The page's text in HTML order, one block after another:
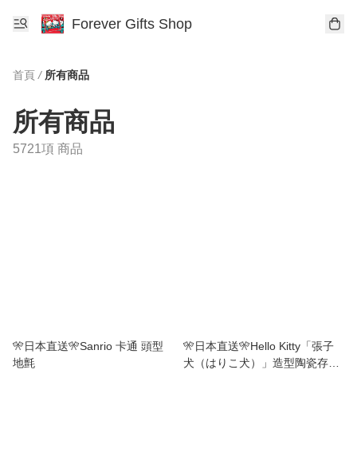
Forever Gifts Shop
首頁 / 所有商品
所有商品
5721項 商品
🎌日本直送🎌Sanrio 卡通 頭型
地氈
🎌日本直送🎌Hello Kitty「張子
犬（はりこ犬）」造型陶瓷存錢